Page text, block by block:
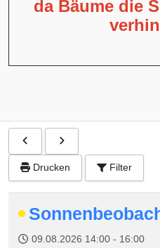
da Bäume die
Drucken Filter
09.08.2026 14:00 - 16:00